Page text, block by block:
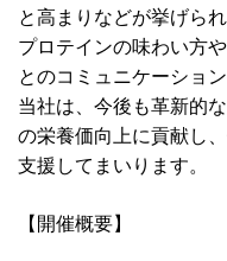
と高まりなどが挙げら
プロテインの味わい方
とのコミュニケーショ
当社は、今後も革新的
の栄養価向上に貢献し
支援してまいります。
【開催概要】